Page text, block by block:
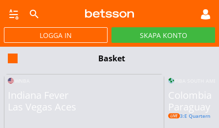
JACKPOTTSPEL LIVEBET TRAV OCH GALOPP POKER NYHETER
LOGGA IN SKAPA KONTO
Basket
Indiana Fever
Las Vegas Aces
Colombia
Paraguay
3:e Quartern